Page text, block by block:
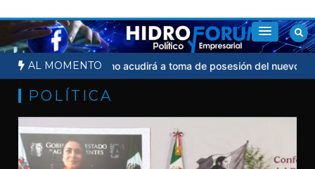
al
contenido
AL MOMENTO
Sheinbaum no acudirá a toma de posesión del nuevo
POLÍTICA